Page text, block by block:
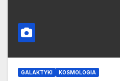
GALAKTYKI KOSMOLOGIA